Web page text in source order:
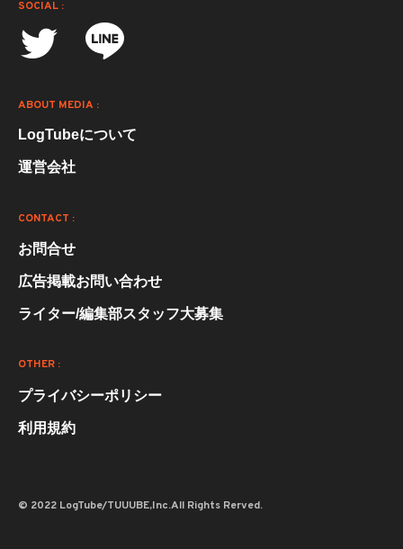
SOCIAL :
ABOUT MEDIA :
LogTubeについて
運営会社
CONTACT :
お問合せ
広告掲載お問い合わせ
ライター/編集部スタッフ大募集
OTHER :
プライバシーポリシー
利用規約
© 2022 LogTube/TUUUBE,Inc.All Rights Rerved.